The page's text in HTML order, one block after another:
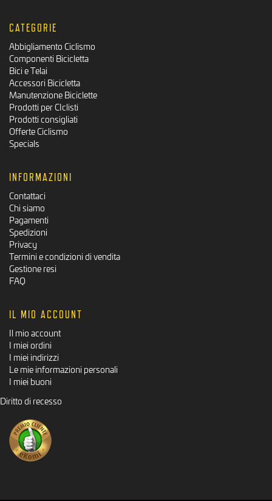
CATEGORIE
Abbigliamento Ciclismo
Componenti Bicicletta
Bici e Telai
Accessori Bicicletta
Manutenzione Biciclette
Prodotti per CIclisti
Prodotti consigliati
Offerte Ciclismo
Specials
INFORMAZIONI
Contattaci
Chi siamo
Pagamenti
Spedizioni
Privacy
Termini e condizioni di vendita
Gestione resi
FAQ
IL MIO ACCOUNT
Il mio account
I miei ordini
I miei indirizzi
Le mie informazioni personali
I miei buoni
Diritto di recesso